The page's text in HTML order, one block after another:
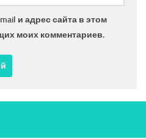
и адрес сайта в этом
моих комментариев.